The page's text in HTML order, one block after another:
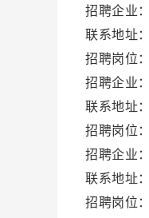
招聘企业：
联系地址：
招聘岗位：
招聘企业：
联系地址：
招聘岗位：
招聘企业：
联系地址：
招聘岗位：